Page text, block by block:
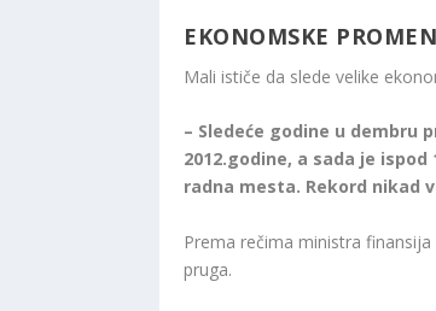
EKONOMSKE
Mali ističe da slede velike
– Sledeće godine u dembru
2012.godine, a sada je
radna mesta. Rekord nikad
Prema rečima ministra
pruga.